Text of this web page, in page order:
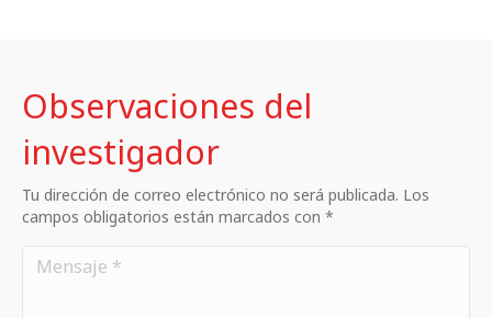
Observaciones del
investigador
Tu dirección de correo electrónico no será publicada. Los
campos obligatorios están marcados con *